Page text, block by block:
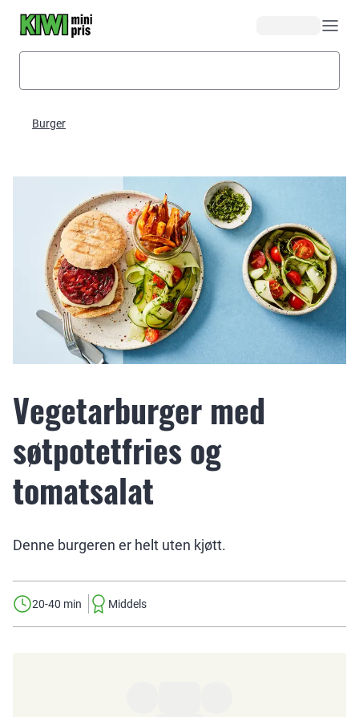
Burger
Vegetarburger med
søtpotetfries og
tomatsalat
Denne burgeren er helt uten kjøtt.
20-40 min Middels